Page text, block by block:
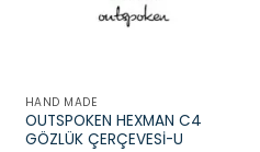
HAND MADE
OUTSPOKEN HEXMAN C4
GÖZLÜK ÇERÇEVESİ-U